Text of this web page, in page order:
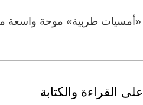
طربية» موحة واسعة
القراءة والكتابة